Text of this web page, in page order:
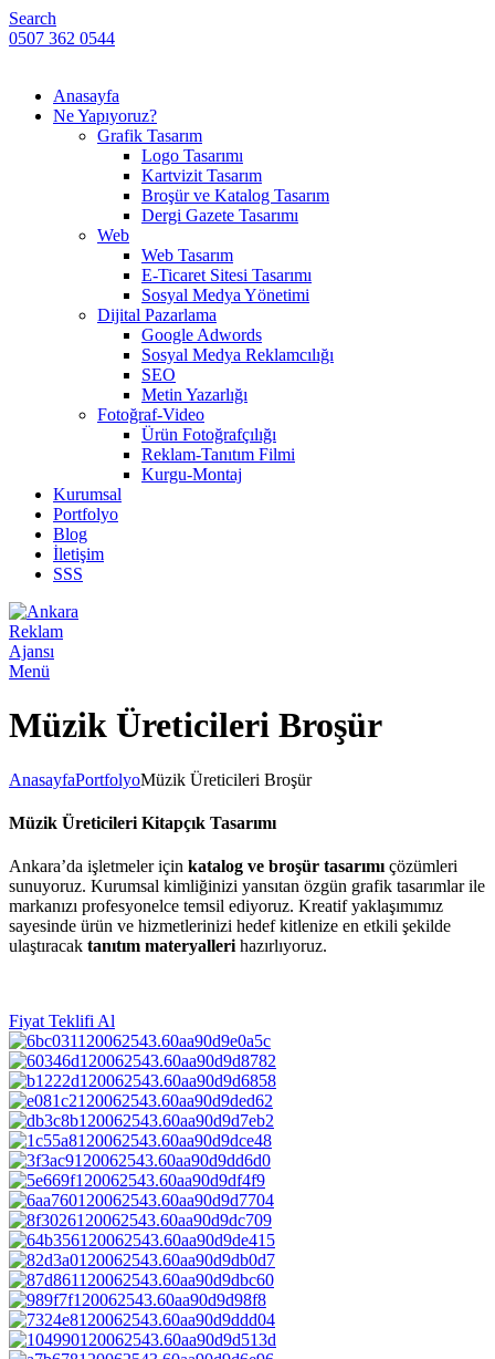
Search
0507 362 0544
Anasayfa
Ne Yapıyoruz?
Grafik Tasarım
Logo Tasarımı
Kartvizit Tasarım
Broşür ve Katalog Tasarım
Dergi Gazete Tasarımı
Web
Web Tasarım
E-Ticaret Sitesi Tasarımı
Sosyal Medya Yönetimi
Dijital Pazarlama
Google Adwords
Sosyal Medya Reklamcılığı
SEO
Metin Yazarlığı
Fotoğraf-Video
Ürün Fotoğrafçılığı
Reklam-Tanıtım Filmi
Kurgu-Montaj
Kurumsal
Portfolyo
Blog
İletişim
SSS
Menü
Müzik Üreticileri Broşür
AnasayfaPortfolyoMüzik Üreticileri Broşür
Müzik Üreticileri Kitapçık Tasarımı
Ankara’da işletmeler için katalog ve broşür tasarımıçözümleri
sunuyoruz. Kurumsal kimliğinizi yansıtan özgün grafik tasarımlar ile
markanızı profesyonelce temsil ediyoruz. Kreatif yaklaşımımız
sayesinde ürün ve hizmetlerinizi hedef kitlenize en etkili şekilde
ulaştıracak tanıtım materyallerihazırlıyoruz.
Fiyat Teklifi Al